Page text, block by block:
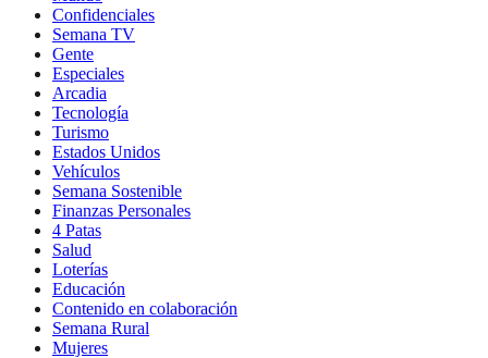
Confidenciales
Semana TV
Gente
Especiales
Arcadia
Tecnología
Turismo
Estados Unidos
Vehículos
Semana Sostenible
Finanzas Personales
4 Patas
Salud
Loterías
Educación
Contenido en colaboración
Semana Rural
Mujeres